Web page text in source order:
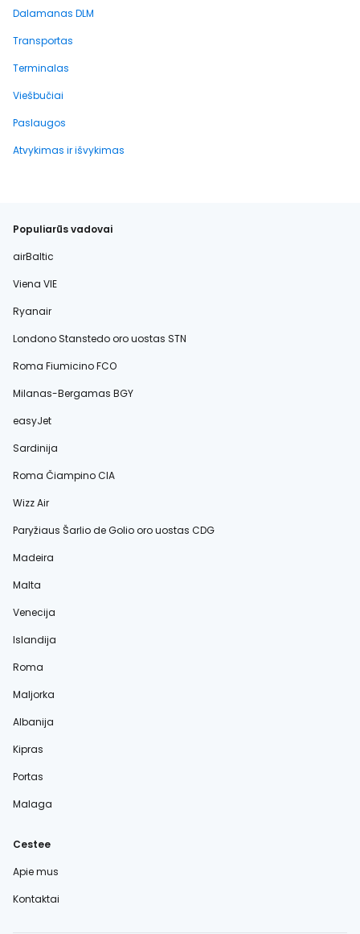
Dalamanas DLM
Transportas
Terminalas
Viešbučiai
Paslaugos
Atvykimas ir išvykimas
Populiarūs vadovai
airBaltic
Viena VIE
Ryanair
Londono Stanstedo oro uostas STN
Roma Fiumicino FCO
Milanas-Bergamas BGY
easyJet
Sardinija
Roma Čiampino CIA
Wizz Air
Paryžiaus Šarlio de Golio oro uostas CDG
Madeira
Malta
Venecija
Islandija
Roma
Maljorka
Albanija
Kipras
Portas
Malaga
Cestee
Apie mus
Kontaktai